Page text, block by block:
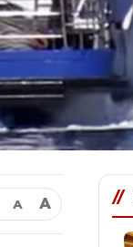
Α Α //